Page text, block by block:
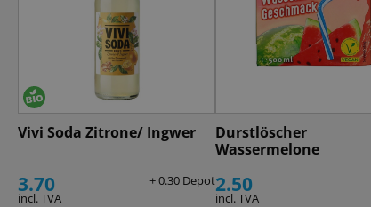
Vivi Soda Zitrone/ Ingwer
3.70
+ 0.30 Depot
incl. TVA
Durstlöscher
Wassermelone
2.50
incl. TVA